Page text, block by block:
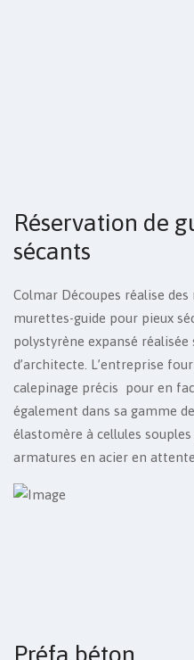
Réservation de
sécants
Colmar Découpes réalise
murettes-guide pour pieux
polystyrène expansé
d’architecte. L’entreprise
calepinage précis pour en
également dans sa gamme
élastomère à cellules
armatures en acier en
Préfa béton